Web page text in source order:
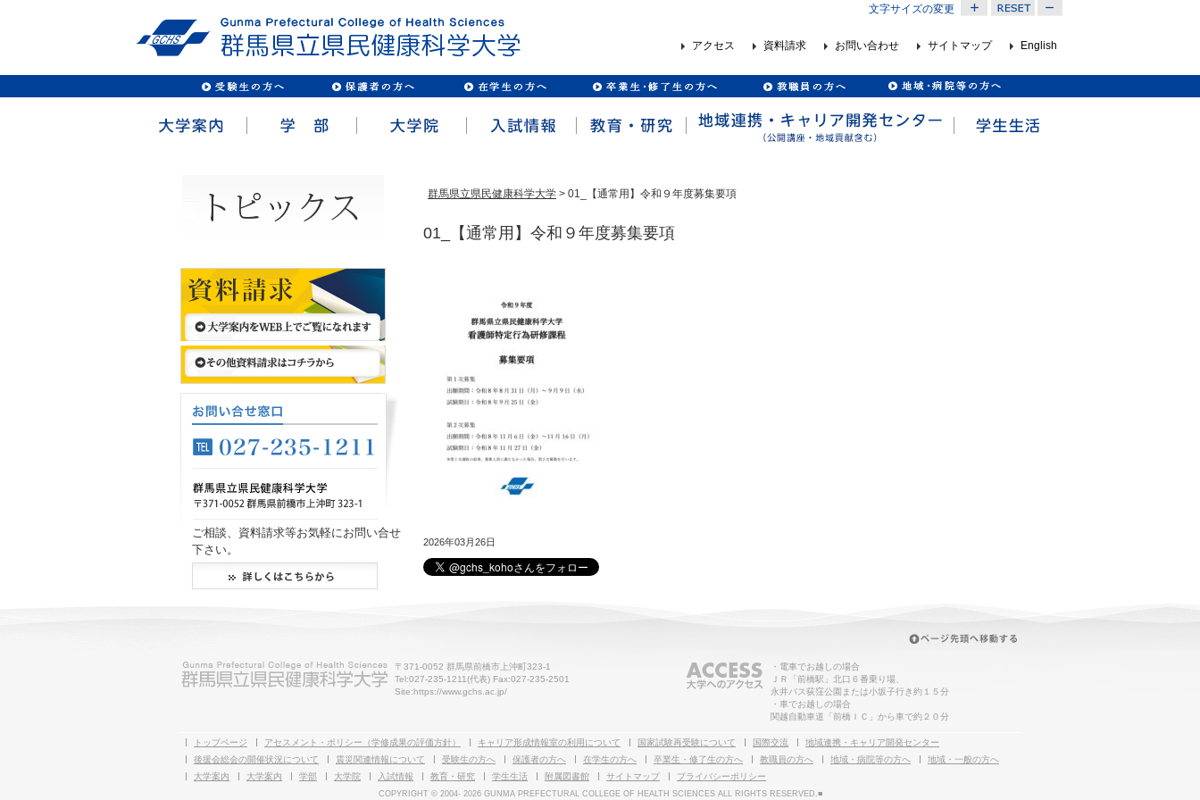
文字サイズの変更
アクセス 資料請求 お問い合わせ サイトマップ English
群馬県立県民健康科学大学 > 01_【通常用】令和９年度募集要項
01_【通常用】令和９年度募集要項
2026年03月26日
ご相談、資料請求等お気軽にお問い合せ
下さい。
〒371-0052 群馬県前橋市上沖町323-1
Tel:027-235-1211(代表) Fax:027-235-2501
Site:https://www.gchs.ac.jp/
・電車でお越しの場合
ＪＲ「前橋駅」北口６番乗り場、
永井バス荻窪公園または小坂子行き約１５分
・車でお越しの場合
関越自動車道「前橋ＩＣ」から車で約２０分
トップページ アセスメント・ポリシー（学修成果の評価方針） キャリア形成情報室の利用について 国家試験再受験について 国際交流
地域連携・キャリア開発センター
後援会総会の開催状況について
震災関連情報について 受験生の方へ 保護者の方へ 在学生の方へ 卒業生・修了生の方へ 教職員の方へ 地域・病院等の方へ
地域・一般の方へ
大学案内
大学案内 学部 大学院 入試情報 教育・研究 学生生活 附属図書館 サイトマップ プライバシーポリシー
COPYRIGHT © 2004- 2026 GUNMA PREFECTURAL COLLEGE OF HEALTH SCIENCES ALL RIGHTS RESERVED.■